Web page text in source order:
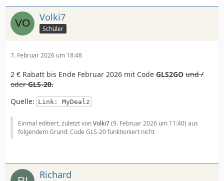
Volki7
Schüler
7. Februar 2026 um 18:48
2 € Rabatt bis Ende Februar 2026 mit Code GLS2GO und /
oderGLS-20.
Quelle: Link: MyDealz
Einmal editiert, zuletzt vonVolki7(9. Februar 2026 um 11:40) aus
folgendem Grund: Code GLS-20 funktioniert nicht
Richard